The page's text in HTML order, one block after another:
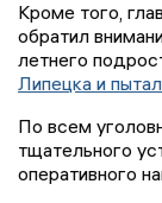
Кроме того,
обратил
летнего
Липецка и
По всем
тщательного
оперативного